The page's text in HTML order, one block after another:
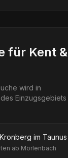
für Kent &
wird in
Einzugsgebiets
im Taunus
ab Mörlenbach